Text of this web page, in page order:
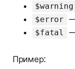
$warning
$error
$fatal
Пример: